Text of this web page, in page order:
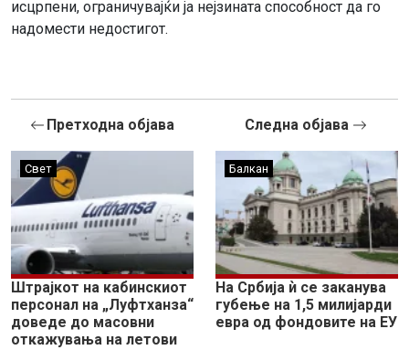
исцрпени, ограничувајќи ја нејзината способност да го
надомести недостигот.
Претходна објава
Свет
Штрајкот на кабинскиот
персонал на „Луфтханза“
доведе до масовни
откажувања на летови
Следна објава
Балкан
На Србија ѝ се заканува
губење на 1,5 милијарди
евра од фондовите на ЕУ